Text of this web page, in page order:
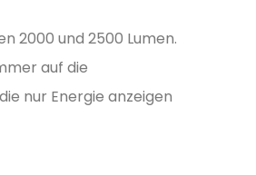
2000 und 2500 Lumen.
auf die
nur Energie anzeigen